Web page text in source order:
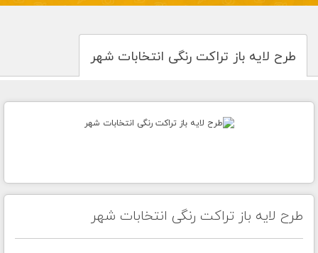
طرح لایه باز تراکت رنگی انتخابات شهر
طرح لایه باز تراکت رنگی انتخابات شهر